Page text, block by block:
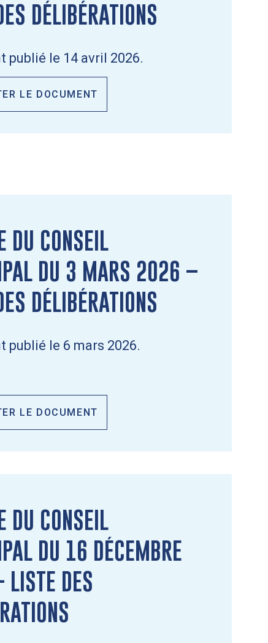
DÉLIBÉRATIONS
publié le 14 avril 2026.
LE DOCUMENT
DU CONSEIL
DU 3 MARS 2026 –
DÉLIBÉRATIONS
publié le 6 mars 2026.
LE DOCUMENT
DU CONSEIL
DU 16 DÉCEMBRE
DES